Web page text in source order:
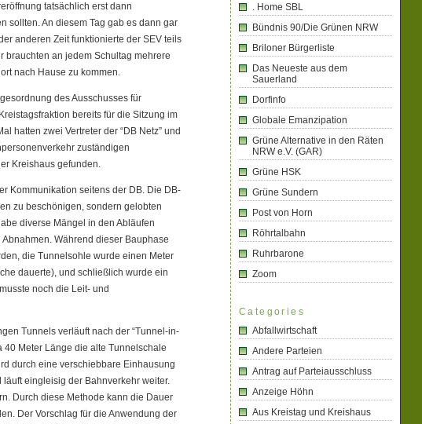
tatsächlich erst dann
sollten. An diesem Tag gab es dann gar
anderen Zeit funktionierte der SEV teils
brauchten an jedem Schultag mehrere
nach Hause zu kommen.
des Ausschusses für
bereits für die Sitzung im
hatten zwei Vertreter der “DB Netz” und
zuständigen
Kreishaus gefunden.
Kommunikation seitens der DB. Die DB-
zu beschönigen, sondern gelobten
diverse Mängel in den Abläufen
Während dieser Bauphase
die Tunnelsohle wurde einen Meter
dauerte), und schließlich wurde ein
noch die Leit- und
Tunnels verläuft nach der “Tunnel-in-
Meter Länge die alte Tunnelschale
durch eine verschiebbare Einhausung
eingleisig der Bahnverkehr weiter.
Durch diese Methode kann die Dauer
Der Vorschlag für die Anwendung der
. Home SBL
Bündnis 90/Die Grünen NRW
Briloner Bürgerliste
Das Neueste aus dem
Sauerland
Dorfinfo
Globale Emanzipation
Grüne Alternative in den Räten
NRW e.V. (GAR)
Grüne HSK
Grüne Sundern
Post von Horn
Röhrtalbahn
Ruhrbarone
Zoom
Categories
Abfallwirtschaft
Andere Parteien
Antrag auf Parteiausschluss
Anzeige Höhn
Aus Kreistag und Kreishaus